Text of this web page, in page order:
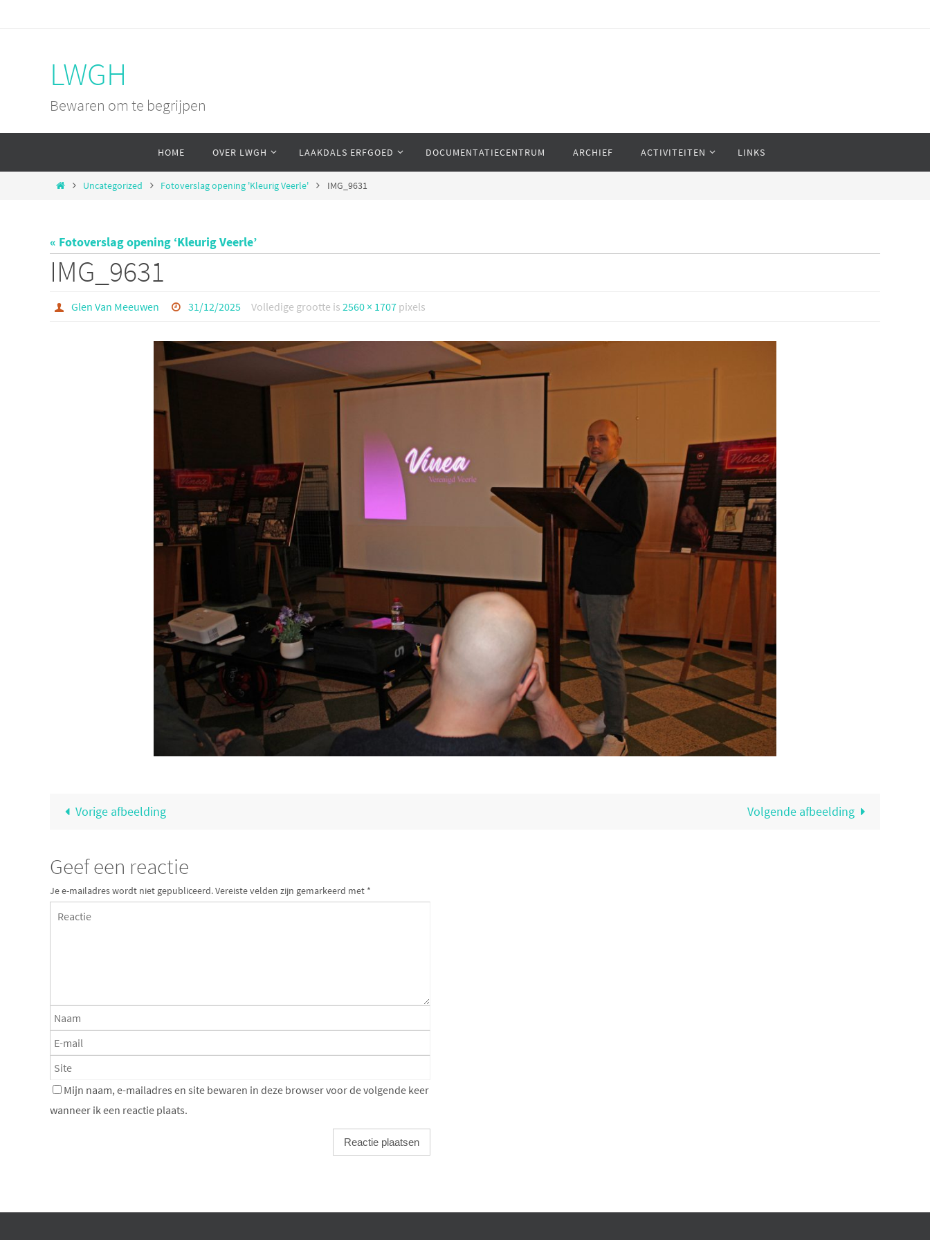
LWGH
Bewaren om te begrijpen
de
HOME OVER LWGH LAAKDALS ERFGOED DOCUMENTATIECENTRUM ARCHIEF ACTIVITEITEN LINKS
HomeUncategorized Fotoverslag opening 'Kleurig Veerle' IMG_9631
« Fotoverslag opening ‘Kleurig Veerle’
IMG_9631
Glen Van Meeuwen 31/12/2025 Volledige grootte is2560 × 1707 pixels
Vorige afbeelding Volgende afbeelding
Geef een reactie
Je e-mailadres wordt niet gepubliceerd.Vereiste velden zijn gemarkeerd met *
Mijn naam, e-mailadres en site bewaren in deze browser voor de volgende keer
wanneer ik een reactie plaats.